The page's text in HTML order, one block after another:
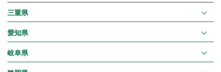
三重県
愛知県
岐阜県